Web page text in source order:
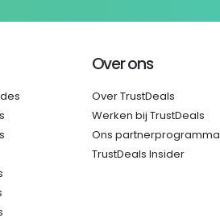
Over ons
Over TrustDeals
Werken bij TrustDeals
Ons partnerprogramma
TrustDeals Insider